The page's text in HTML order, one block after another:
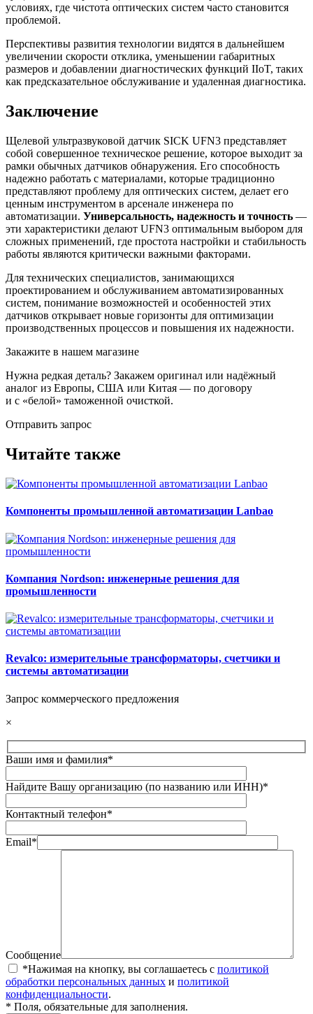
условиях, где чистота оптических систем часто становится
проблемой.
Перспективы развития технологии видятся в дальнейшем
увеличении скорости отклика, уменьшении габаритных
размеров и добавлении диагностических функций IIoT, таких
как предсказательное обслуживание и удаленная диагностика.
Заключение
Щелевой ультразвуковой датчик SICK UFN3 представляет
собой совершенное техническое решение, которое выходит за
рамки обычных датчиков обнаружения. Его способность
надежно работать с материалами, которые традиционно
представляют проблему для оптических систем, делает его
ценным инструментом в арсенале инженера по
автоматизации. Универсальность, надежность и точность —
эти характеристики делают UFN3 оптимальным выбором для
сложных применений, где простота настройки и стабильность
работы являются критически важными факторами.
Для технических специалистов, занимающихся
проектированием и обслуживанием автоматизированных
систем, понимание возможностей и особенностей этих
датчиков открывает новые горизонты для оптимизации
производственных процессов и повышения их надежности.
Закажите в нашем магазине
Нужна редкая деталь? Закажем оригинал или надёжный
аналог из Европы, США или Китая — по договору
и с «белой» таможенной очисткой.
Отправить запрос
Читайте также
Компоненты промышленной автоматизации Lanbao
Компания Nordson: инженерные решения для
промышленности
Revalco: измерительные трансформаторы, счетчики и
системы автоматизации
Запрос коммерческого предложения
×
Ваши имя и фамилия*
Найдите Вашу организацию (по названию или ИНН)*
Контактный телефон*
Email*
Сообщение
*Нажимая на кнопку, вы соглашаетесь с политикой
обработки персональных данных и политикой
конфиденциальности.
* Поля, обязательные для заполнения.